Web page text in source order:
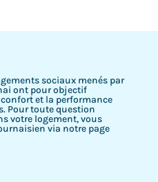
sociaux menés par
ont pour objectif
et la performance
Pour toute question
votre logement, vous
via notre page